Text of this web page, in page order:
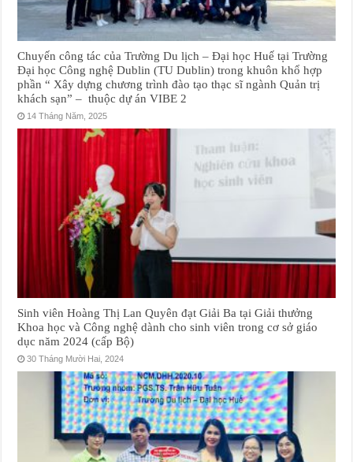
Chuyến công tác của Trường Du lịch – Đại học Huế tại Trường
Đại học Công nghệ Dublin (TU Dublin) trong khuôn khổ hợp
phần “ Xây dựng chương trình đào tạo thạc sĩ ngành Quản trị
khách sạn” – thuộc dự án VIBE 2
14 Tháng Năm, 2025
Sinh viên Hoàng Thị Lan Quyên đạt Giải Ba tại Giải thưởng
Khoa học và Công nghệ dành cho sinh viên trong cơ sở giáo
dục năm 2024 (cấp Bộ)
30 Tháng Mười Hai, 2024